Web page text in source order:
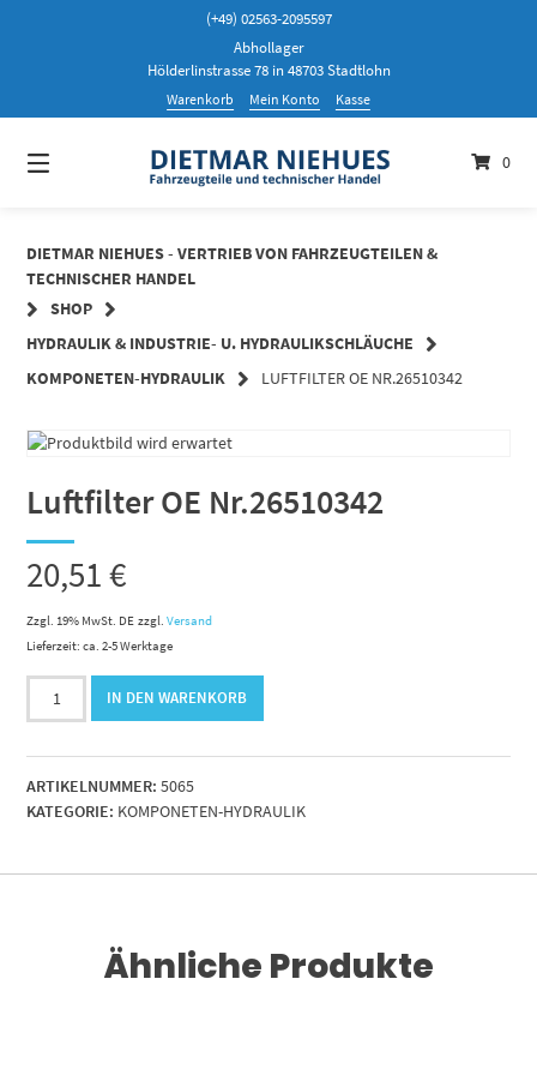
(+49) 02563-2095597
Abhollager
Hölderlinstrasse 78 in 48703 Stadtlohn
Warenkorb Mein Konto Kasse
0
DIETMAR NIEHUES - VERTRIEB VON FAHRZEUGTEILEN &
TECHNISCHER HANDEL
SHOP
HYDRAULIK & INDUSTRIE- U. HYDRAULIKSCHLÄUCHE
KOMPONETEN-HYDRAULIK
LUFTFILTER OE NR.26510342
Luftfilter OE Nr.26510342
20,51€
Zzgl. 19% MwSt. DE zzgl.Versand
Lieferzeit: ca. 2-5 Werktage
Luftfilter
Menge
IN DEN WARENKORB
ARTIKELNUMMER: 5065
KATEGORIE: KOMPONETEN-HYDRAULIK
Ähnliche Produkte